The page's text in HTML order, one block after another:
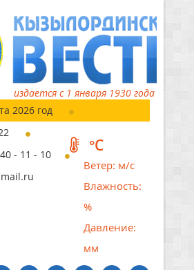
издается с 1 января 1930 года
2026 год
- 11 - 10
°C
Ветер: м/с
Влажность:
%
Давление:
мм